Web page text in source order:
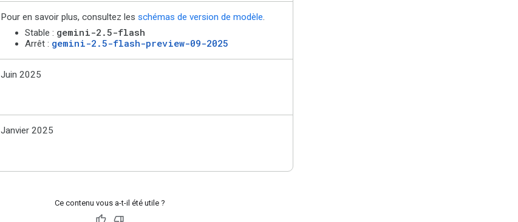
Pour en savoir plus, consultez les schémas de version de modèle.
Stable : gemini-2.5-flash
Arrêt : gemini-2.5-flash-preview-09-2025
Juin 2025
Janvier 2025
Ce contenu vous a-t-il été utile ?